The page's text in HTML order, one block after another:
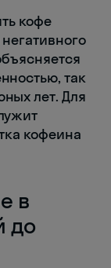
кофе
так
лет. Для
кофеина
в
до